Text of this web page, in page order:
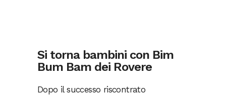
Si torna bambini con Bim
Bum Bam dei Rovere
Dopo il successo riscontrato